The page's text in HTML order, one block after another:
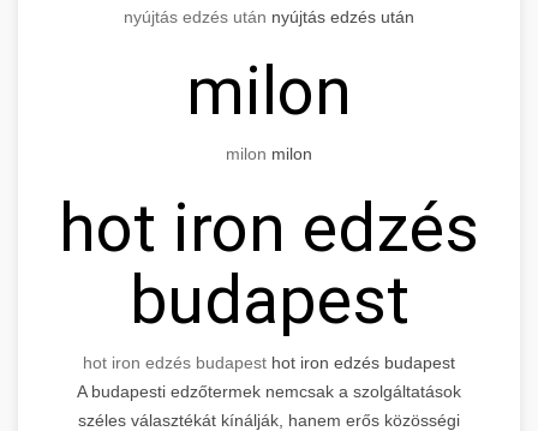
nyújtás edzés után nyújtás edzés után
milon
milon milon
hot iron edzés
budapest
hot iron edzés budapest hot iron edzés budapest
A budapesti edzőtermek nemcsak a szolgáltatások
széles választékát kínálják, hanem erős közösségi